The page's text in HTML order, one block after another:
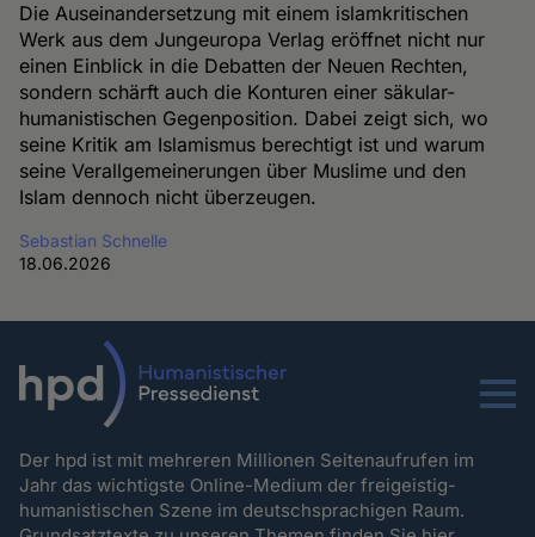
Die Auseinandersetzung mit einem islamkritischen
Werk aus dem Jungeuropa Verlag eröffnet nicht nur
einen Einblick in die Debatten der Neuen Rechten,
sondern schärft auch die Konturen einer säkular-
humanistischen Gegenposition. Dabei zeigt sich, wo
seine Kritik am Islamismus berechtigt ist und warum
seine Verallgemeinerungen über Muslime und den
Islam dennoch nicht überzeugen.
Sebastian Schnelle
18.06.2026
Menu
Der hpd ist mit mehreren Millionen Seitenaufrufen im
Jahr das wichtigste Online-Medium der freigeistig-
humanistischen Szene im deutschsprachigen Raum.